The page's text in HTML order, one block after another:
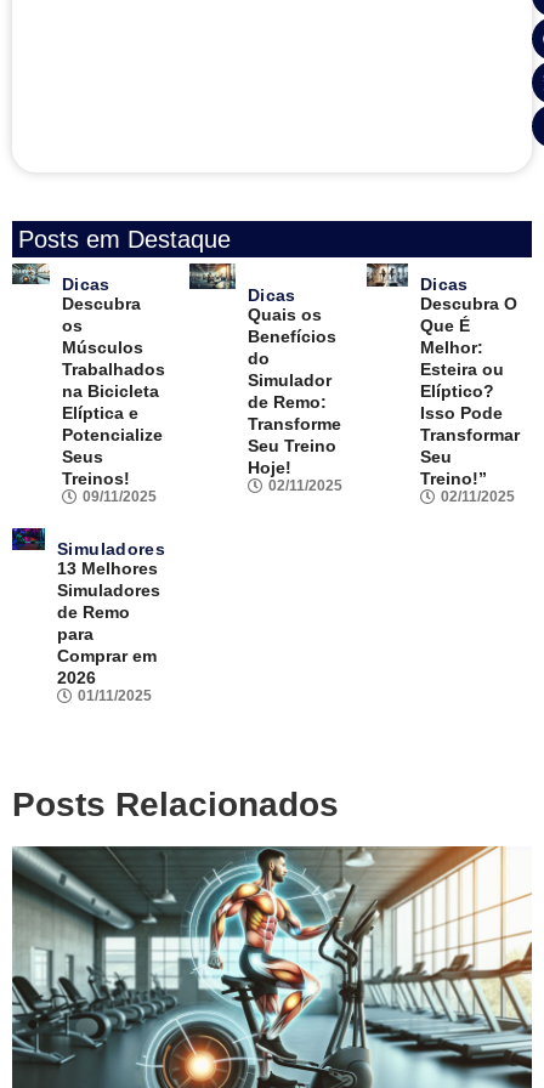
Posts em Destaque
Dicas
Descubra
os
Músculos
Trabalhados
na Bicicleta
Elíptica e
Potencialize
Seus
Treinos!
09/11/2025
Dicas
Quais os
Benefícios
do
Simulador
de Remo:
Transforme
Seu Treino
Hoje!
02/11/2025
Dicas
Descubra O
Que É
Melhor:
Esteira ou
Elíptico?
Isso Pode
Transformar
Seu
Treino!”
02/11/2025
Simuladores
13 Melhores
Simuladores
de Remo
para
Comprar em
2026
01/11/2025
Posts Relacionados